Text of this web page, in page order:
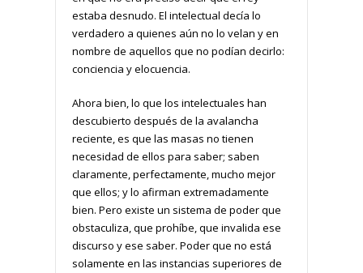
estaba desnudo. El intelectual decía lo
verdadero a quienes aún no lo velan y en
nombre de aquellos que no podían decirlo:
conciencia y elocuencia.
Ahora bien, lo que los intelectuales han
descubierto después de la avalancha
reciente, es que las masas no tienen
necesidad de ellos para saber; saben
claramente, perfectamente, mucho mejor
que ellos; y lo afirman extremadamente
bien. Pero existe un sistema de poder que
obstaculiza, que prohíbe, que invalida ese
discurso y ese saber. Poder que no está
solamente en las instancias superiores de